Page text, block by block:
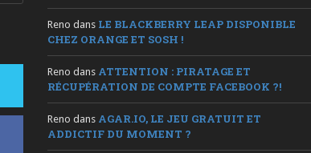
Reno dans LE BLACKBERRY LEAP DISPONIBLE
CHEZ ORANGE ET SOSH !
Reno dans ATTENTION : PIRATAGE ET
RÉCUPÉRATION DE COMPTE FACEBOOK ?!
Reno dans AGAR.IO, LE JEU GRATUIT ET
ADDICTIF DU MOMENT ?